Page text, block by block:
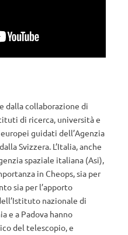
dalla collaborazione di
di ricerca, università e
guidati dell’Agenzia
Svizzera. L’Italia, anche
spaziale italiana (Asi),
in Cheops, sia per
sia per l’apporto
nazionale di
e a Padova hanno
del telescopio, e